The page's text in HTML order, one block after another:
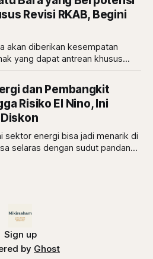
Revisi RKAB, Begini
akan diberikan kesempatan
yang dapat antrean khusus
terbesar. Siapa saja mereka?
dan Pembangkit
Risiko El Nino, Ini
sektor energi bisa jadi menarik di
selaras dengan sudut pandang
mana sektor energi bisa
Begini analisisnya
Sign up
by Ghost